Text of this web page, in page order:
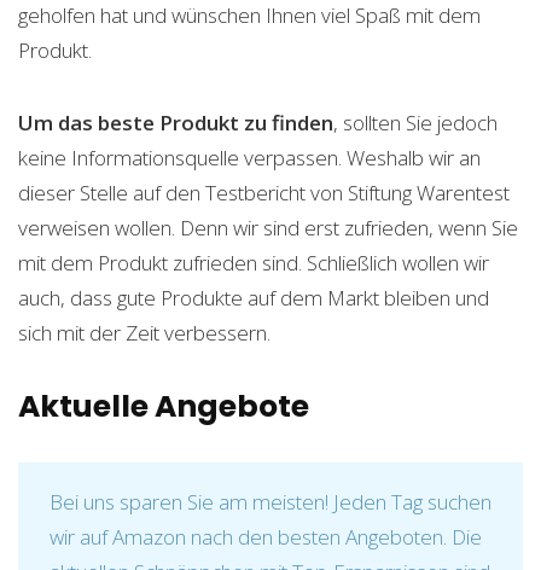
geholfen hat und wünschen Ihnen viel Spaß mit dem
Produkt.
Um das beste Produkt zu finden, sollten Sie jedoch
keine Informationsquelle verpassen. Weshalb wir an
dieser Stelle auf den Testbericht von Stiftung Warentest
verweisen wollen. Denn wir sind erst zufrieden, wenn Sie
mit dem Produkt zufrieden sind. Schließlich wollen wir
auch, dass gute Produkte auf dem Markt bleiben und
sich mit der Zeit verbessern.
Aktuelle Angebote
Bei uns sparen Sie am meisten! Jeden Tag suchen
wir auf Amazon nach den besten Angeboten. Die